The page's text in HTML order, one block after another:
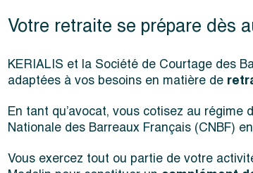
Votre retraite se prépare dès
KERIALIS et la Société de Courtage des
adaptées à vos besoins en matière de
En tant qu’avocat, vous cotisez au
Nationale des Barreaux Français (CNBF)
Vous exercez tout ou partie de votre